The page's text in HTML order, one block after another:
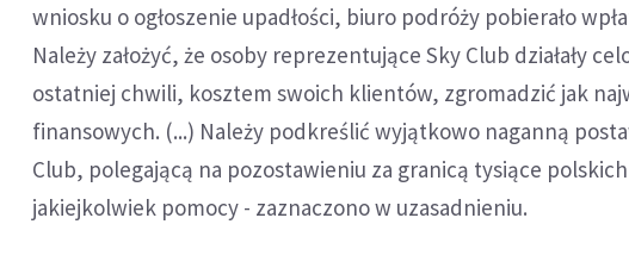
wniosku o ogłoszenie upadłości, biuro podróży pobierało
Należy założyć, że osoby reprezentujące Sky Club działały
ostatniej chwili, kosztem swoich klientów, zgromadzić jak
finansowych. (...) Należy podkreślić wyjątkowo naganną
Club, polegającą na pozostawieniu za granicą tysiące
jakiejkolwiek pomocy - zaznaczono w uzasadnieniu.